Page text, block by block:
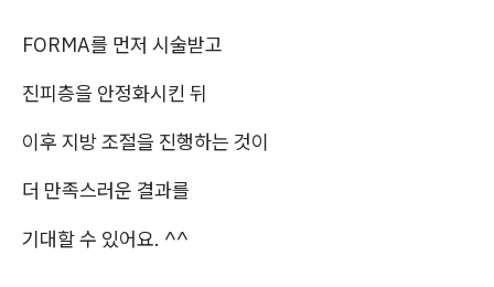
FORMA를 먼저 시술받고
진피층을 안정화시킨 뒤
이후 지방 조절을 진행하는 것이
더 만족스러운 결과를
기대할 수 있어요. ^^